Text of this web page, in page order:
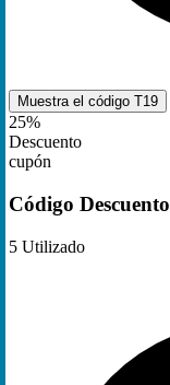
Muestra el código T19
25%
Descuento
cupón
Código Descuento
5 Utilizado